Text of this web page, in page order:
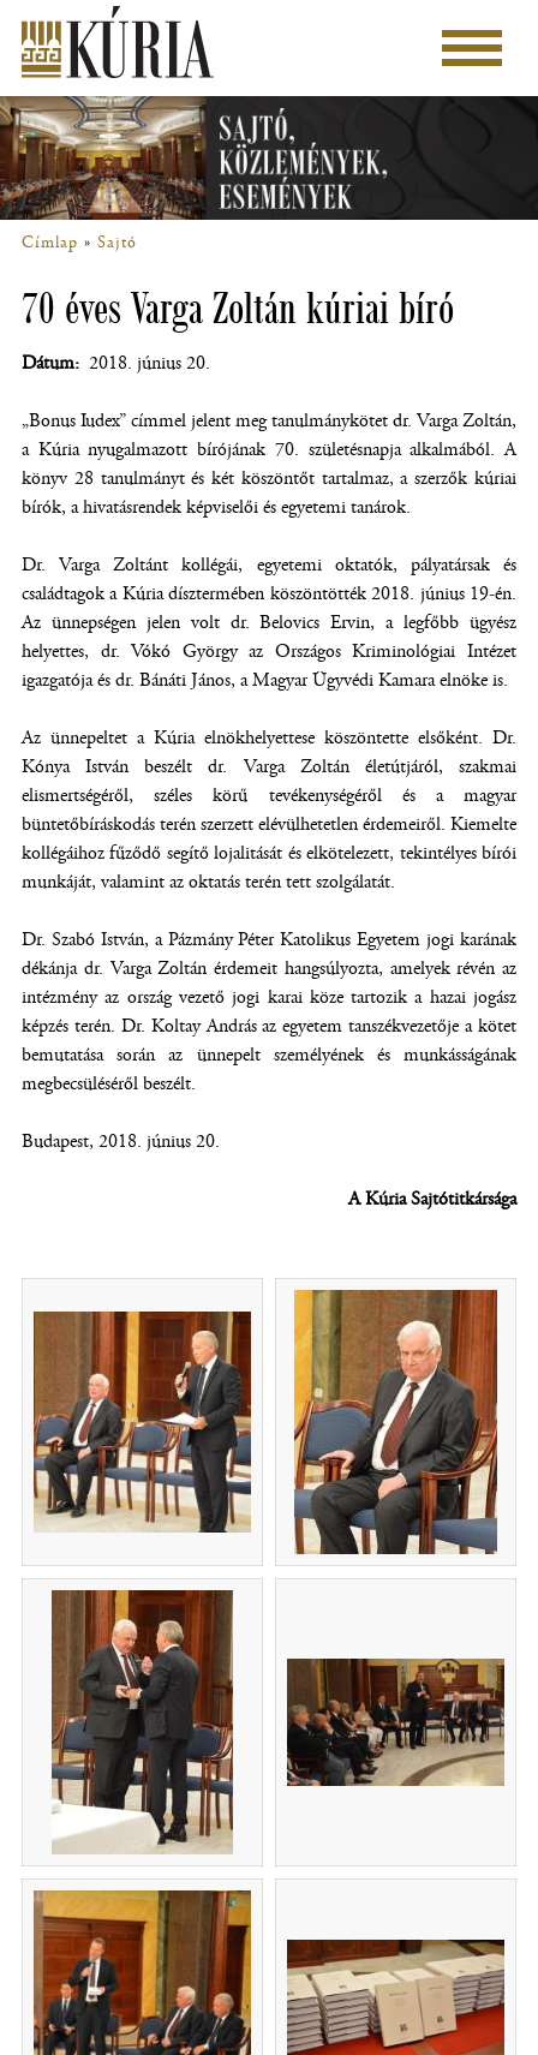
tartalomra
Főmenü
Címlap Sajtó
70 éves Varga Zoltán kúriai bíró
Dátum 2018. június 20.
„Bonus Iudex” címmel jelent meg tanulmánykötet dr. Varga Zoltán,
a Kúria nyugalmazott bírójának 70. születésnapja alkalmából. A
könyv 28 tanulmányt és két köszöntőt tartalmaz, a szerzők kúriai
bírók, a hivatásrendek képviselői és egyetemi tanárok.
Dr. Varga Zoltánt kollégái, egyetemi oktatók, pályatársak és
családtagok a Kúria dísztermében köszöntötték 2018. június 19-én.
Az ünnepségen jelen volt dr. Belovics Ervin, a legfőbb ügyész
helyettes, dr. Vókó György az Országos Kriminológiai Intézet
igazgatója és dr. Bánáti János, a Magyar Ügyvédi Kamara elnöke is.
Az ünnepeltet a Kúria elnökhelyettese köszöntette elsőként. Dr.
Kónya István beszélt dr. Varga Zoltán életútjáról, szakmai
elismertségéről, széles körű tevékenységéről és a magyar
büntetőbíráskodás terén szerzett elévülhetetlen érdemeiről. Kiemelte
kollégáihoz fűződő segítő lojalitását és elkötelezett, tekintélyes bírói
munkáját, valamint az oktatás terén tett szolgálatát.
Dr. Szabó István, a Pázmány Péter Katolikus Egyetem jogi karának
dékánja dr. Varga Zoltán érdemeit hangsúlyozta, amelyek révén az
intézmény az ország vezető jogi karai köze tartozik a hazai jogász
képzés terén. Dr. Koltay András az egyetem tanszékvezetője a kötet
bemutatása során az ünnepelt személyének és munkásságának
megbecsüléséről beszélt.
Budapest, 2018. június 20.
A Kúria Sajtótitkársága